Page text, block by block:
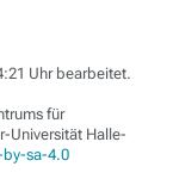
Uhr bearbeitet.
für
Universität Halle-
sa-4.0